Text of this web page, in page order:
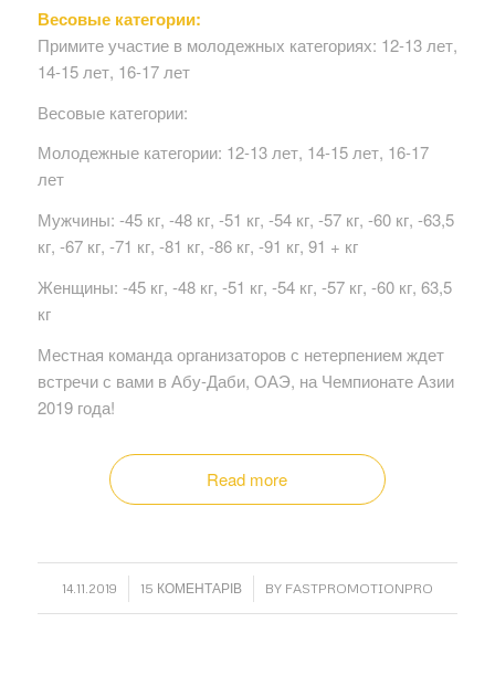
Весовые категории:
Примите участие в молодежных категориях: 12-13 лет,
14-15 лет, 16-17 лет
Весовые категории:
Молодежные категории: 12-13 лет, 14-15 лет, 16-17
лет
Мужчины: -45 кг, -48 кг, -51 кг, -54 кг, -57 кг, -60 кг, -63,5
кг, -67 кг, -71 кг, -81 кг, -86 кг, -91 кг, 91 + кг
Женщины: -45 кг, -48 кг, -51 кг, -54 кг, -57 кг, -60 кг, 63,5
кг
Местная команда организаторов с нетерпением ждет
встречи с вами в Абу-Даби, ОАЭ, на Чемпионате Азии
2019 года!
Read more
14.11.2019 15 КОМЕНТАРІВ
/ BY FASTPROMOTIONPRO